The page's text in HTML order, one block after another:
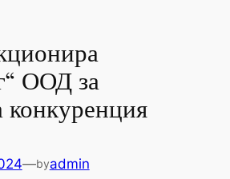
ООД за
конкуренция
—byadmin